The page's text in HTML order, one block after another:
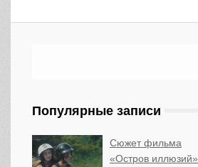
Популярные записи
Сюжет фильма
«Остров иллюзий»